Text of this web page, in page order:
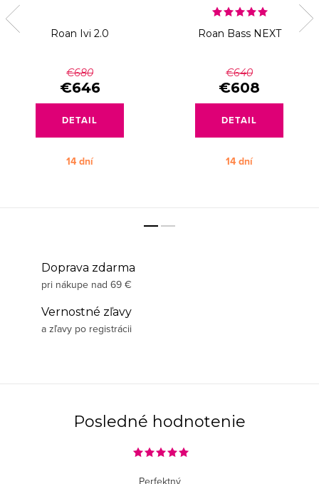
Roan Ivi 2.0
€680
€646
DETAIL
14 dní
Roan Bass NEXT
€640
€608
DETAIL
14 dní
Doprava zdarma
pri nákupe nad 69 €
Vernostné zľavy
a zľavy po registrácii
Posledné hodnotenie